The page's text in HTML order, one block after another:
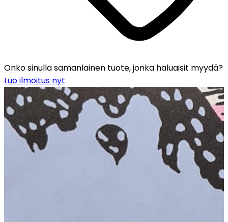
Onko sinulla samanlainen tuote, jonka haluaisit myydä?
Luo ilmoitus nyt